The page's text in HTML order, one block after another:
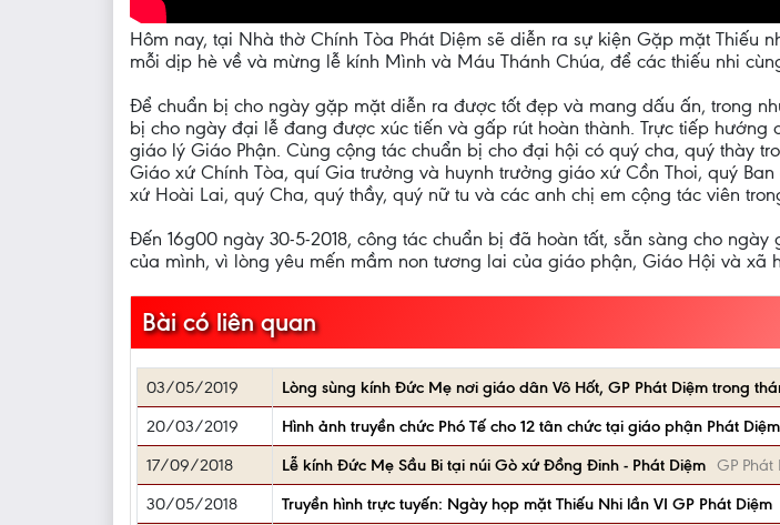
Hôm nay, tại Nhà thờ Chính Tòa Phát Diệm sẽ diễn ra sự kiện Gặp mặt
mỗi dịp hè về và mừng lễ kính Mình và Máu Thánh Chúa, để các thiếu nhi
Để chuẩn bị cho ngày gặp mặt diễn ra được tốt đẹp và mang dấu ấn, trong
bị cho ngày đại lễ đang được xúc tiến và gấp rút hoàn thành. Trực tiếp
giáo lý Giáo Phận. Cùng cộng tác chuẩn bị cho đại hội có quý cha, quý thày
Giáo xứ Chính Tòa, quí Gia trưởng và huynh trưởng giáo xứ Cồn Thoi, quý
xứ Hoài Lai, quý Cha, quý thầy, quý nữ tu và các anh chị em cộng tác viên
Đến 16g00 ngày 30-5-2018, công tác chuẩn bị đã hoàn tất, sẵn sàng cho
của mình, vì lòng yêu mến mầm non tương lai của giáo phận, Giáo Hội và xã
Bài có liên quan
03/05/2019 Lòng sùng kính Đức Mẹ nơi giáo dân Vô Hốt, GP Phát Diệm trong
20/03/2019
Hình ảnh truyền chức Phó Tế cho 12 tân chức tại giáo phận Phát Diệm
17/09/2018
Lễ kính Đức Mẹ Sầu Bi tại núi Gò xứ Đồng Đinh - Phát Diệm GP Phát
30/05/2018
Truyền hình trực tuyến: Ngày họp mặt Thiếu Nhi lần VI GP Phát Diệm